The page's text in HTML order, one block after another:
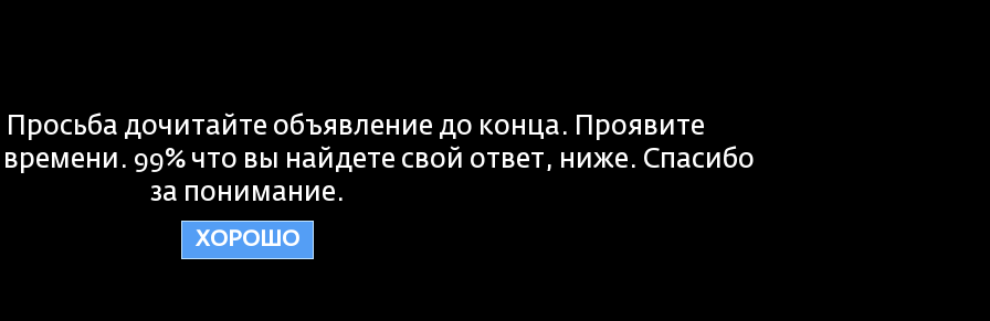
Просьба дочитайте объявление до конца. Проявите
99% что вы найдете свой ответ, ниже. Спасибо
за понимание.
ХОРОШО